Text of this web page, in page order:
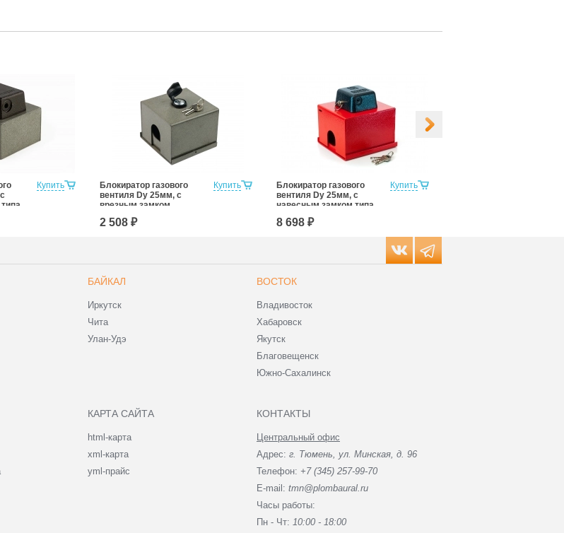
Купить Купить
Блокиратор газового
вентиля Dy 25мм, с
врезным замком
2 508 ₽
Купить
Блокиратор газового
вентиля Dy 25мм, с
навесным замком типа
8 698 ₽
БАЙКАЛ
Иркутск
Чита
Улан-Удэ
ВОСТОК
Владивосток
Хабаровск
Якутск
Благовещенск
Южно-Сахалинск
КАРТА САЙТА
html-карта
xml-карта
yml-прайс
КОНТАКТЫ
Центральный офис
Адрес: г. Тюмень, ул. Минская, д. 96
Телефон: +7 (345) 257-99-70
E-mail: tmn@plombaural.ru
Часы работы:
Пн - Чт: 10:00 - 18:00